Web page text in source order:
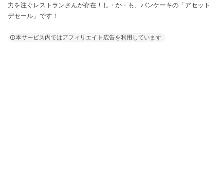
力を注ぐレストランさんが存在！し・か・も、パンケーキの「アセット
デセール」です！
本サービス内ではアフィリエイト広告を利用しています